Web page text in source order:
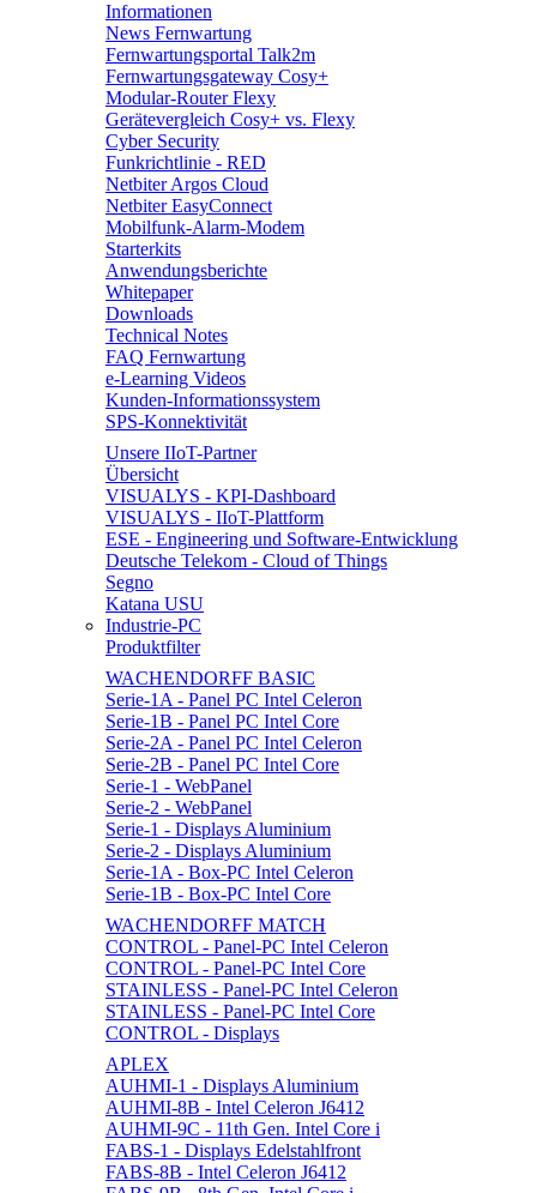
Informationen
News Fernwartung
Fernwartungsportal Talk2m
Fernwartungsgateway Cosy+
Modular-Router Flexy
Gerätevergleich Cosy+ vs. Flexy
Cyber Security
Funkrichtlinie - RED
Netbiter Argos Cloud
Netbiter EasyConnect
Mobilfunk-Alarm-Modem
Starterkits
Anwendungsberichte
Whitepaper
Downloads
Technical Notes
FAQ Fernwartung
e-Learning Videos
Kunden-Informationssystem
SPS-Konnektivität
Unsere IIoT-Partner
Übersicht
VISUALYS - KPI-Dashboard
VISUALYS - IIoT-Plattform
ESE - Engineering und Software-Entwicklung
Deutsche Telekom - Cloud of Things
Segno
Katana USU
Industrie-PC
Produktfilter
WACHENDORFF BASIC
Serie-1A - Panel PC Intel Celeron
Serie-1B - Panel PC Intel Core
Serie-2A - Panel PC Intel Celeron
Serie-2B - Panel PC Intel Core
Serie-1 - WebPanel
Serie-2 - WebPanel
Serie-1 - Displays Aluminium
Serie-2 - Displays Aluminium
Serie-1A - Box-PC Intel Celeron
Serie-1B - Box-PC Intel Core
WACHENDORFF MATCH
CONTROL - Panel-PC Intel Celeron
CONTROL - Panel-PC Intel Core
STAINLESS - Panel-PC Intel Celeron
STAINLESS - Panel-PC Intel Core
CONTROL - Displays
APLEX
AUHMI-1 - Displays Aluminium
AUHMI-8B - Intel Celeron J6412
AUHMI-9C - 11th Gen. Intel Core i
FABS-1 - Displays Edelstahlfront
FABS-8B - Intel Celeron J6412